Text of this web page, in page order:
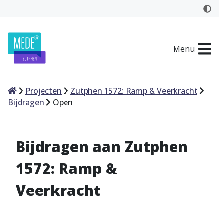
Menu
HomeProjecten
Zutphen 1572: Ramp & Veerkracht
Bijdragen
Open
Bijdragen aan Zutphen
1572: Ramp &
Veerkracht